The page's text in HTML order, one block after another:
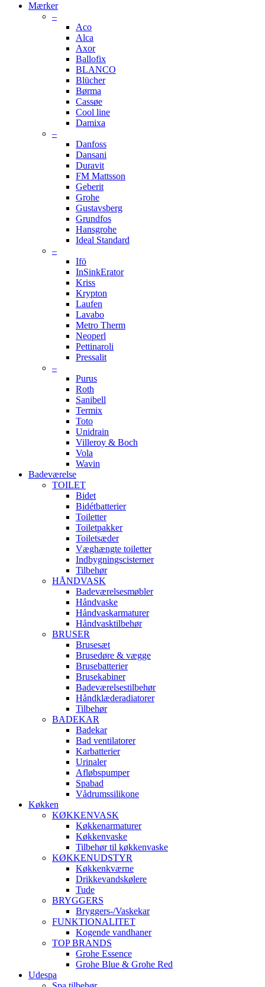
Mærker
–
Aco
Alca
Axor
Ballofix
BLANCO
Blücher
Børma
Cassøe
Cool line
Damixa
–
Danfoss
Dansani
Duravit
FM Mattsson
Geberit
Grohe
Gustavsberg
Grundfos
Hansgrohe
Ideal Standard
–
Ifö
InSinkErator
Kriss
Krypton
Laufen
Lavabo
Metro Therm
Neoperl
Pettinaroli
Pressalit
–
Purus
Roth
Sanibell
Termix
Toto
Unidrain
Villeroy & Boch
Vola
Wavin
Badeværelse
TOILET
Bidet
Bidétbatterier
Toiletter
Toiletpakker
Toiletsæder
Væghængte toiletter
Indbygningscisterner
Tilbehør
HÅNDVASK
Badeværelsesmøbler
Håndvaske
Håndvaskarmaturer
Håndvasktilbehør
BRUSER
Brusesæt
Brusedøre & vægge
Brusebatterier
Brusekabiner
Badeværelsestilbehør
Håndklæderadiatorer
Tilbehør
BADEKAR
Badekar
Bad ventilatorer
Karbatterier
Urinaler
Afløbspumper
Spabad
Vådrumssilikone
Køkken
KØKKENVASK
Køkkenarmaturer
Køkkenvaske
Tilbehør til køkkenvaske
KØKKENUDSTYR
Køkkenkværne
Drikkevandskølere
Tude
BRYGGERS
Bryggers-/Vaskekar
FUNKTIONALITET
Kogende vandhaner
TOP BRANDS
Grohe Essence
Grohe Blue & Grohe Red
Udespa